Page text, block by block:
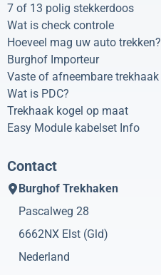
7 of 13 polig stekkerdoos
Wat is check controle
Hoeveel mag uw auto trekken?
Burghof Importeur
Vaste of afneembare trekhaak
Wat is PDC?
Trekhaak kogel op maat
Easy Module kabelset Info
Contact
Burghof Trekhaken
Pascalweg 28
6662NX Elst (Gld)
Nederland